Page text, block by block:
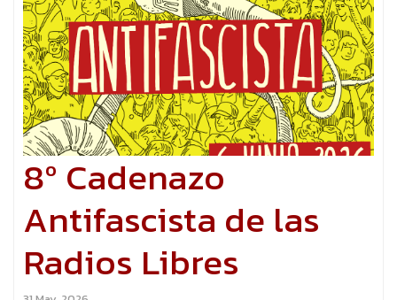
8º Cadenazo
Antifascista de las
Radios Libres